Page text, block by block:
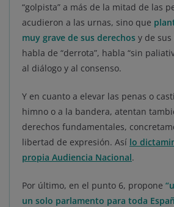
“golpista” a más de la mitad de las
acudieron a las urnas, sino que
muy grave de sus derechos y de
habla de “derrota”, habla “sin
al diálogo y al consenso.
Y en cuanto a elevar las penas o
himno o a la bandera, atentan
derechos fundamentales,
libertad de expresión. Así lo
propia Audiencia Nacional.
Por último, en el punto 6, propone
un solo parlamento para toda